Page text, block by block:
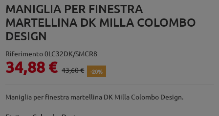
MANIGLIA PER FINESTRA
MARTELLINA DK MILLA COLOMBO
DESIGN
Riferimento0LC32DK/SMCR8
34,88 € 43,60 € -20%
Maniglia per finestra martellina DK Milla Colombo Design.